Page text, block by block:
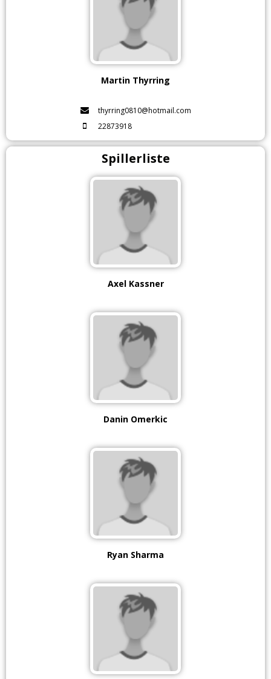
Martin Thyrring
thyrring0810@hotmail.com
22873918
Spillerliste
Axel Kassner
Danin Omerkic
Ryan Sharma